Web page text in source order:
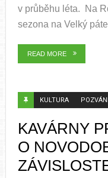
v průběhu léta. Na
sezona na Velký
READ MORE
KULTURA
KAVÁRNY
O